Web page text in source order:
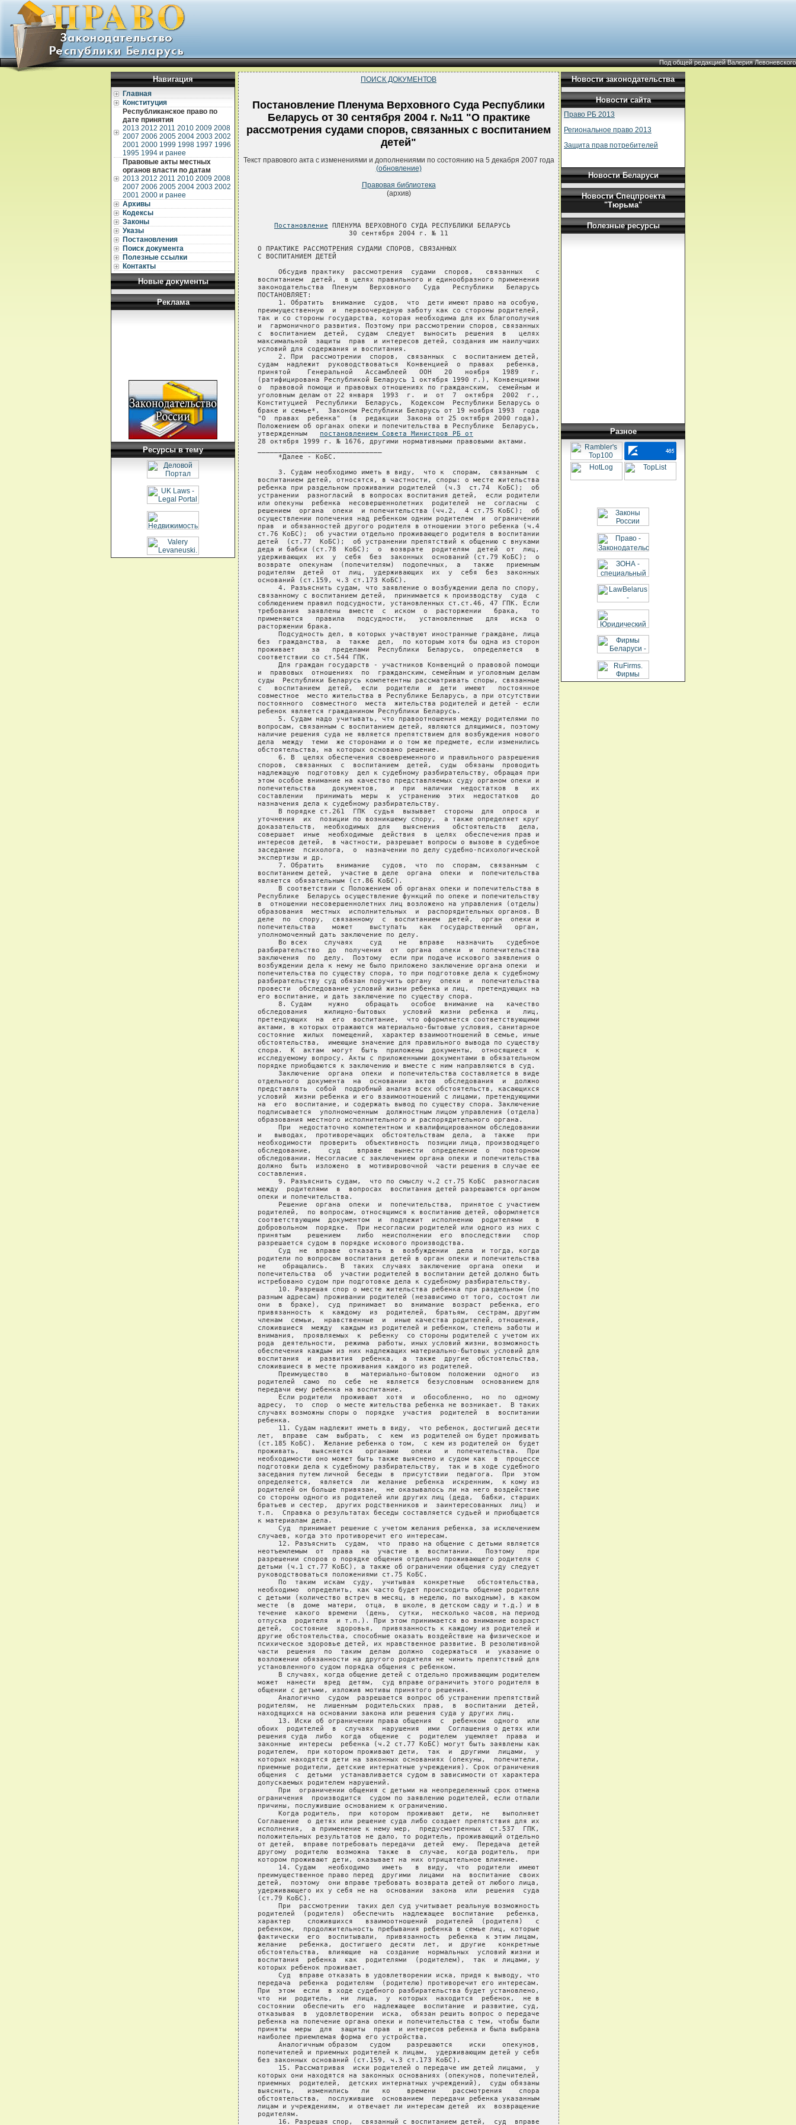
Под общей редакцией Валерия Левоневского
Навигация
Главная
Конституция
Республиканское право по
дате принятия
2013 2012 2011 2010 2009 2008
2007 2006 2005 2004 2003 2002
2001 2000 1999 1998 1997 1996
1995 1994 и ранее
Правовые акты местных
органов власти по датам
2013 2012 2011 2010 2009 2008
2007 2006 2005 2004 2003 2002
2001 2000 и ранее
Архивы
Кодексы
Законы
Указы
Постановления
Поиск документа
Полезные ссылки
Контакты
Новые документы
Реклама
Ресурсы в тему
ПОИСК ДОКУМЕНТОВ
Постановление Пленума Верховного Суда Республики
Беларусь от 30 сентября 2004 г. №11 "О практике
рассмотрения судами споров, связанных с воспитанием
детей"
Текст правового акта с изменениями и дополнениями по состоянию на 5 декабря 2007 года
(обновление)
Правовая библиотека
(архив)
Постановление ПЛЕНУМА ВЕРХОВНОГО СУДА РЕСПУБЛИКИ БЕЛАРУСЬ
                      30 сентября 2004 г. № 11
О ПРАКТИКЕ РАССМОТРЕНИЯ СУДАМИ СПОРОВ, СВЯЗАННЫХ
С ВОСПИТАНИЕМ ДЕТЕЙ
     Обсудив практику  рассмотрения  судами  споров,   связанных   с
воспитанием  детей,  в целях правильного и единообразного применения
законодательства  Пленум   Верховного   Суда   Республики   Беларусь
ПОСТАНОВЛЯЕТ:
     1. Обратить  внимание  судов,  что  дети имеют право на особую,
преимущественную  и  первоочередную заботу как со стороны родителей,
так и со стороны государства, которая необходима для их благополучия
и  гармоничного развития. Поэтому при рассмотрении споров, связанных
с  воспитанием  детей,  судам  следует  выносить  решения  в   целях
максимальной  защиты  прав  и интересов детей, создания им наилучших
условий для содержания и воспитания.
     2. При  рассмотрении  споров,  связанных  с  воспитанием детей,
судам  надлежит  руководствоваться  Конвенцией  о  правах   ребенка,
принятой    Генеральной   Ассамблеей   ООН   20   ноября   1989   г.
(ратифицирована Республикой Беларусь 1 октября 1990 г.), Конвенциями
о  правовой помощи и правовых отношениях по гражданским,  семейным и
уголовным делам от 22 января  1993  г.  и  от  7  октября  2002  г.,
Конституцией  Республики  Беларусь,  Кодексом  Республики Беларусь о
браке и семье*,  Законом Республики Беларусь от 19 ноября 1993  года
"О  правах  ребенка"  (в  редакции  Закона от 25 октября 2000 года),
Положением об органах опеки и попечительства в Республике  Беларусь,
утвержденным постановлением Совета Министров РБ от
Новости законодательства
Новости сайта
Право РБ 2013
Региональное право 2013
Защита прав потребителей
Новости Беларуси
Новости Спецпроекта
"Тюрьма"
Полезные ресурсы
Разное